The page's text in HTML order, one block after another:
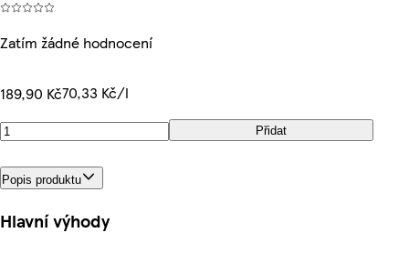
Zatím žádné hodnocení
189,90 Kč70,33 Kč/l
Přidat
Popis produktu
Hlavní výhody